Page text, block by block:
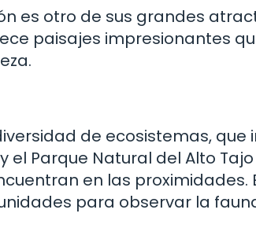
es otro de sus grandes
paisajes impresionantes
de ecosistemas, que
el Parque Natural del Alto
en las proximidades.
para observar la